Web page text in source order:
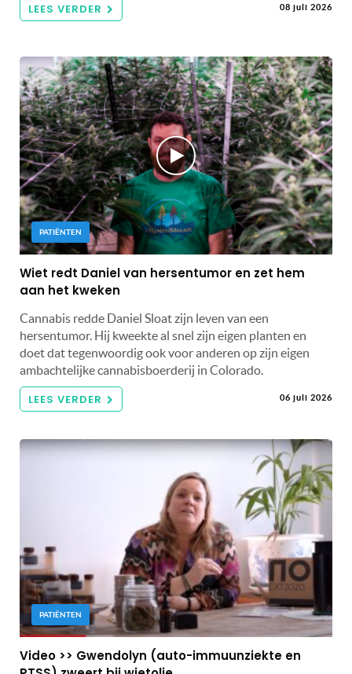
LEES VERDER 08 juli 2026
PATIËNTEN
Wiet redt Daniel van hersentumor en zet hem
aan het kweken
Cannabis redde Daniel Sloat zijn leven van een
hersentumor. Hij kweekte al snel zijn eigen planten en
doet dat tegenwoordig ook voor anderen op zijn eigen
ambachtelijke cannabisboerderij in Colorado.
LEES VERDER 06 juli 2026
PATIËNTEN
Video >> Gwendolyn (auto-immuunziekte en